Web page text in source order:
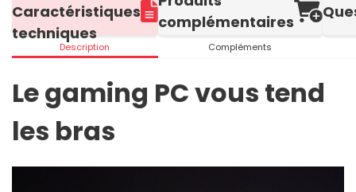
Caractéristiques
techniques
Description
complémentaires
Compléments
Le gaming PC vous tend
les bras